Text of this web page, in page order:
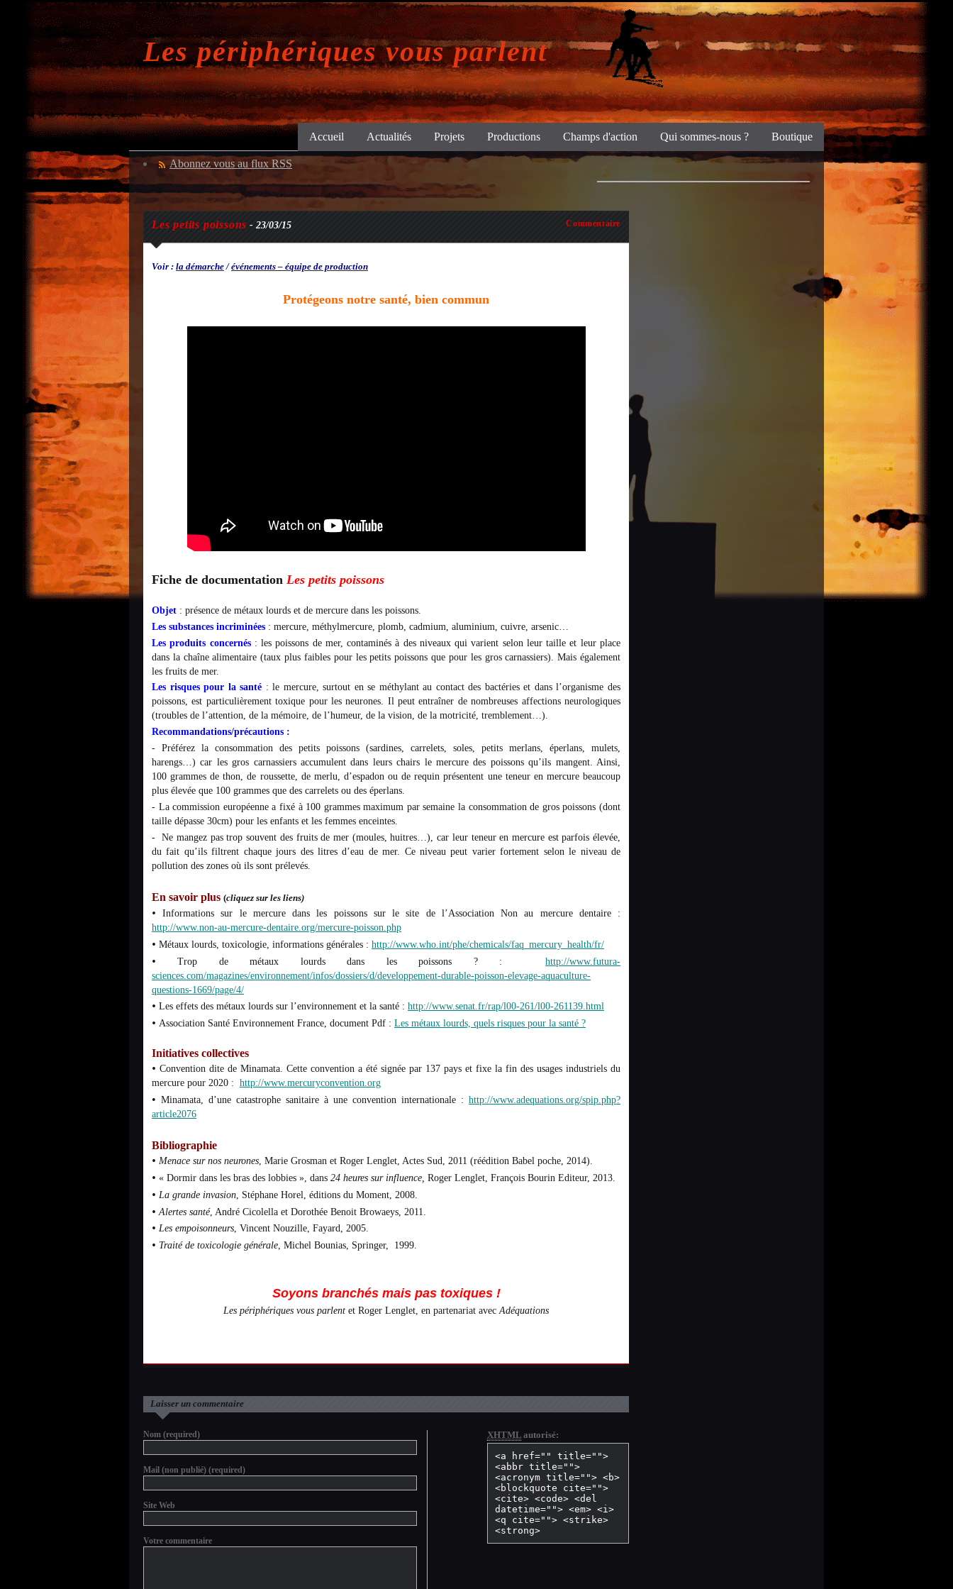
Les périphériques vous parlent
Accueil Actualités Projets Productions Champs d'action Qui sommes-nous ? Boutique
Abonnez vous au flux RSS
Commentaire
Les petits poissons - 23/03/15
Voir : la démarche/événements – équipe de production
Protégeons notre santé, bien commun
Fiche de documentation Les petits poissons
Objet : présence de métaux lourds et de mercure dans les poissons.
Les substances incriminées : mercure, méthylmercure, plomb, cadmium, aluminium, cuivre, arsenic…
Les produits concernés : les poissons de mer, contaminés à des niveaux qui varient selon leur taille et leur place
dans la chaîne alimentaire (taux plus faibles pour les petits poissons que pour les gros carnassiers). Mais également
les fruits de mer.
Les risques pour la santé : le mercure, surtout en se méthylant au contact des bactéries et dans l’organisme des
poissons, est particulièrement toxique pour les neurones. Il peut entraîner de nombreuses affections neurologiques
(troubles de l’attention, de la mémoire, de l’humeur, de la vision, de la motricité, tremblement…).
Recommandations/précautions :
- Préférez la consommation des petits poissons (sardines, carrelets, soles, petits merlans, éperlans, mulets,
harengs…) car les gros carnassiers accumulent dans leurs chairs le mercure des poissons qu’ils mangent. Ainsi,
100 grammes de thon, de roussette, de merlu, d’espadon ou de requin présentent une teneur en mercure beaucoup
plus élevée que 100 grammes que des carrelets ou des éperlans.
- La commission européenne a fixé à 100 grammes maximum par semaine la consommation de gros poissons (dont
taille dépasse 30cm) pour les enfants et les femmes enceintes.
- Ne mangez pas trop souvent des fruits de mer (moules, huitres…), car leur teneur en mercure est parfois élevée,
du fait qu’ils filtrent chaque jours des litres d’eau de mer. Ce niveau peut varier fortement selon le niveau de
pollution des zones où ils sont prélevés.
En savoir plus (cliquez sur les liens)
•
Informations sur le mercure dans les poissons sur le site de l’Association Non au mercure dentaire :
http://www.non-au-mercure-dentaire.org/mercure-poisson.php
• Métaux lourds, toxicologie, informations générales : http://www.who.int/phe/chemicals/faq_mercury_health/fr/
•Trop de métaux lourds dans les poissons ? :http://www.futura-
sciences.com/magazines/environnement/infos/dossiers/d/developpement-durable-poisson-elevage-aquaculture-
questions-1669/page/4/
• Les effets des métaux lourds sur l’environnement et la santé : http://www.senat.fr/rap/l00-261/l00-261139.html
• Association Santé Environnement France, document Pdf : Les métaux lourds, quels risques pour la santé ?
Initiatives collectives
• Convention dite de Minamata. Cette convention a été signée par 137 pays et fixe la fin des usages industriels du
mercure pour 2020 : http://www.mercuryconvention.org
• Minamata, d’une catastrophe sanitaire à une convention internationale : http://www.adequations.org/spip.php?
article2076
Bibliographie
• Menace sur nos neurones, Marie Grosman et Roger Lenglet, Actes Sud, 2011 (réédition Babel poche, 2014).
• « Dormir dans les bras des lobbies », dans 24 heures sur influence, Roger Lenglet, François Bourin Editeur, 2013.
• La grande invasion , Stéphane Horel, éditions du Moment, 2008.
• Alertes santé, André Cicolella et Dorothée Benoit Browaeys, 2011.
• Les empoisonneurs, Vincent Nouzille, Fayard, 2005.
• Traité de toxicologie générale, Michel Bounias, Springer, 1999.
Soyons branchés mais pas toxiques !
Les périphériques vous parlent et Roger Lenglet, en partenariat avec Adéquations
Laisser un commentaire
XHTML autorisé:
<a href="" title="">
<abbr title="">
<acronym title=""> <b>
<blockquote cite="">
<cite> <code> <del
datetime=""> <em> <i>
<q cite=""> <strike>
<strong>
Nom (required)
Mail (non publié) (required)
Site Web
Votre commentaire